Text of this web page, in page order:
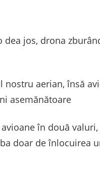
jos, drona
aerian, însă
asemănătoare
în două
doar de înlocuirea